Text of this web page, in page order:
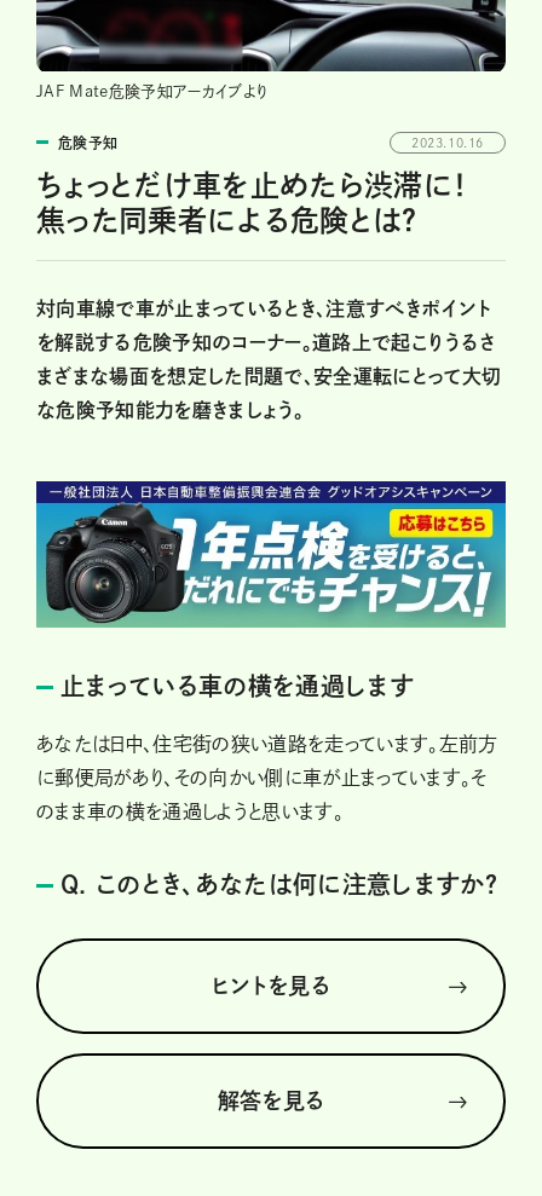
JAF Mate危険予知アーカイブより
危険予知 2023.10.16
ちょっとだけ車を止めたら渋滞に！
焦った同乗者による危険とは？
対向車線で車が止まっているとき、注意すべきポイント
を解説する危険予知のコーナー。道路上で起こりうるさ
まざまな場面を想定した問題で、安全運転にとって大切
な危険予知能力を磨きましょう。
止まっている車の横を通過します
あなたは日中、住宅街の狭い道路を走っています。左前方
に郵便局があり、その向かい側に車が止まっています。そ
のまま車の横を通過しようと思います。
Q. このとき、あなたは何に注意しますか？
ヒントを見る
解答を見る